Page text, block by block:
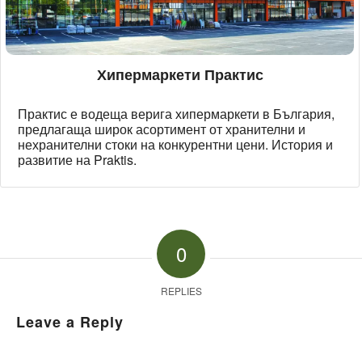
Хипермаркети Практис
Практис е водеща верига хипермаркети в България,
предлагаща широк асортимент от хранителни и
нехранителни стоки на конкурентни цени. История и
развитие на Praktis.
0
REPLIES
Leave a Reply